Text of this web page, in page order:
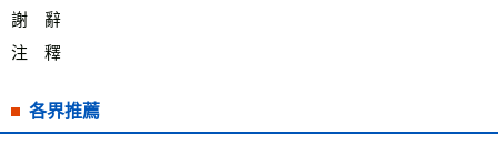
謝　辭
注　釋
各界推薦